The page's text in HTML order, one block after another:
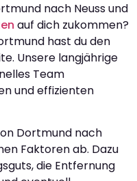
nach Neuss und
auf dich zukommen?
hast du den
Unsere langjährige
Team
und effizienten
Dortmund nach
Faktoren ab. Dazu
die Entfernung